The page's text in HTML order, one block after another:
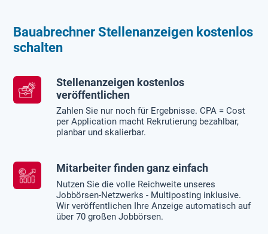
Bauabrechner Stellenanzeigen kostenlos
schalten
Stellenanzeigen kostenlos
veröffentlichen
Zahlen Sie nur noch für Ergebnisse. CPA = Cost
per Application macht Rekrutierung bezahlbar,
planbar und skalierbar.
Mitarbeiter finden ganz einfach
Nutzen Sie die volle Reichweite unseres
Jobbörsen-Netzwerks - Multiposting inklusive.
Wir veröffentlichen Ihre Anzeige automatisch auf
über 70 großen Jobbörsen.